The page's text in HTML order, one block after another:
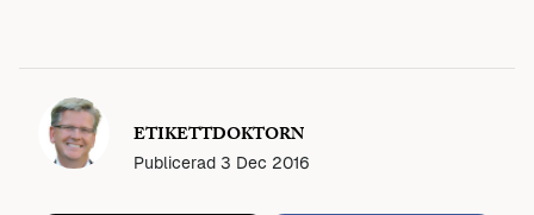
ETIKETTDOKTORN
Publicerad 3 Dec 2016